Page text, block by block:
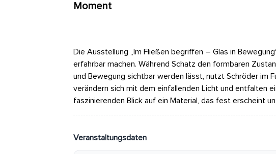
Moment
Die Ausstellung „Im Fließen begriffen – Glas in
erfahrbar machen. Während Schatz den formbaren
und Bewegung sichtbar werden lässt, nutzt Schröder im
verändern sich mit dem einfallenden Licht und entfalten
faszinierenden Blick auf ein Material, das fest erscheint
Veranstaltungsdaten